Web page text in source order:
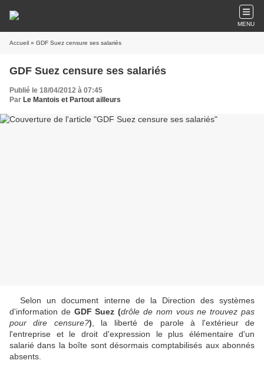
MENU
Accueil » GDF Suez censure ses salariés
GDF Suez censure ses salariés
Publié le 18/04/2012 à 07:45
Par Le Mantois et Partout ailleurs
Selon un document interne de la Direction des systèmes
d'information de GDF Suez (drôle de nom vous ne trouvez pas
pour dire censure?) , la liberté de parole à l'extérieur de
l'entreprise et le droit d'expression le plus élémentaire d'un
salarié dans la boîte sont désormais comptabilisés aux abonnés
absents.